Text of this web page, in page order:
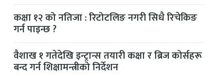
कक्षा १२ को नतिजा : रिटोटलिङ नगरी सिधै रिचेकिङ
गर्न पाइन्छ ?
वैशाख १ गतेदेखि इन्ट्रान्स तयारी कक्षा र ब्रिज कोर्सहरू
बन्द गर्न शिक्षामन्त्रीको निर्देशन